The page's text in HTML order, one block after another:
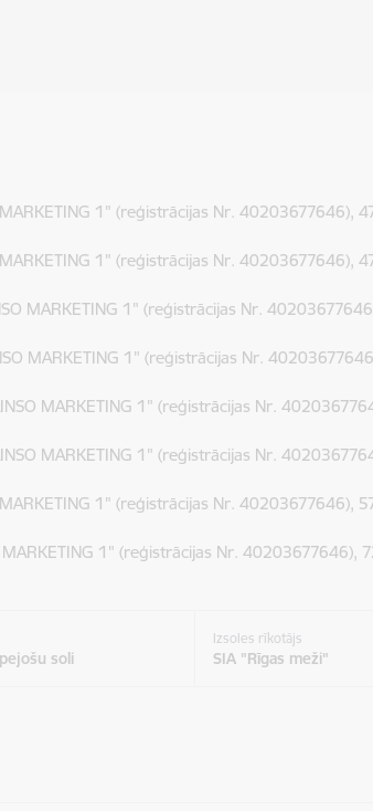
1" (reģistrācijas Nr. 40203677646),
1" (reģistrācijas Nr. 40203677646),
MARKETING 1" (reģistrācijas Nr.
MARKETING 1" (reģistrācijas Nr.
MARKETING 1" (reģistrācijas Nr.
MARKETING 1" (reģistrācijas Nr.
1" (reģistrācijas Nr. 40203677646),
1" (reģistrācijas Nr. 40203677646),
soli
Izsoles rīkotājs
SIA "Rīgas meži"